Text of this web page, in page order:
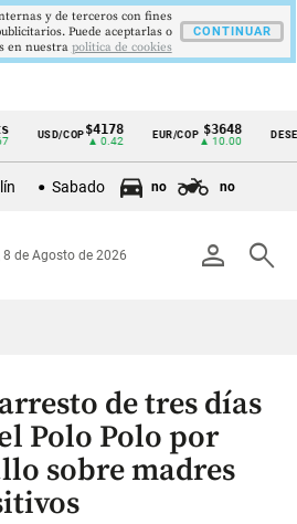
USD/COP$4178
▲ 0.42
EUR/COP $3648
▲ 10.00
Sabado no no
person search
, 8 de Agosto de 2026
de tres días
Polo Polo por
sobre madres
y de terceros con fines
Puede aceptarlas o
en nuestra politica de cookies
CONTINUAR